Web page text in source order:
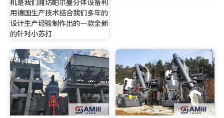
机是我们潍坊帕尔曼分体设备利
用德国生产技术结合我们多年的
设计生产经验制作出的一款全新
的针对小苏打